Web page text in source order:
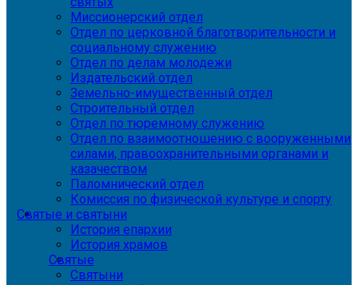
Миссионерский отдел
Отдел по церковной благотворительности и
социальному служению
Отдел по делам молодежи
Издательский отдел
Земельно-имущественный отдел
Строительный отдел
Отдел по тюремному служению
Отдел по взаимоотношению с вооруженными
силами, правоохранительными органами и
казачеством
Паломнический отдел
Комиссия по физической культуре и спорту
Святые и святыни
История епархии
История храмов
Святые
Святыни